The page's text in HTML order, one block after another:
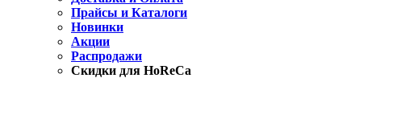
Прайсы и Каталоги
Новинки
Акции
Распродажи
Скидки для HoReCa